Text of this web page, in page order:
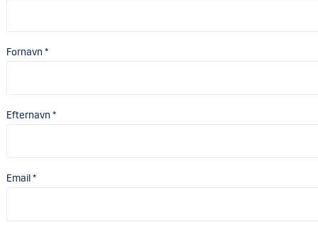
Fornavn *
Efternavn *
Email *